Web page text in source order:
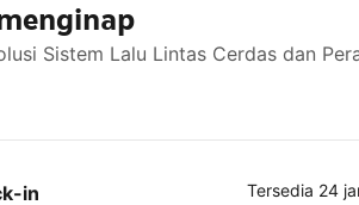
Sistem Lalu Lintas Cerdas dan
in Tersedia 24